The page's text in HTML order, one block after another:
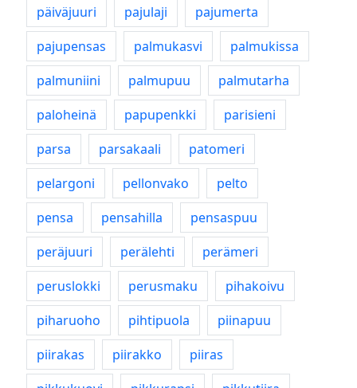
päiväjuuri
pajulaji
pajumerta
pajupensas
palmukasvi
palmukissa
palmuniini
palmupuu
palmutarha
paloheinä
papupenkki
parisieni
parsa
parsakaali
patomeri
pelargoni
pellonvako
pelto
pensa
pensahilla
pensaspuu
peräjuuri
perälehti
perämeri
peruslokki
perusmaku
pihakoivu
piharuoho
pihtipuola
piinapuu
piirakas
piirakko
piiras